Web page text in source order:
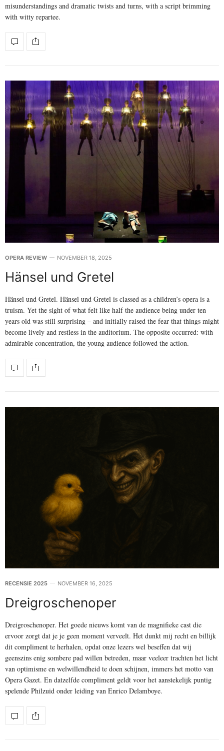
misunderstandings and dramatic twists and turns, with a script brimming
with witty repartee.
OPERA REVIEW NOVEMBER 18, 2025
Hänsel und Gretel
Hänsel und Gretel. Hänsel und Gretel is classed as a children’s opera is a
truism. Yet the sight of what felt like half the audience being under ten
years old was still surprising – and initially raised the fear that things might
become lively and restless in the auditorium. The opposite occurred: with
admirable concentration, the young audience followed the action.
RECENSIE 2025 NOVEMBER 16, 2025
Dreigroschenoper
Dreigroschenoper. Het goede nieuws komt van de magnifieke cast die
ervoor zorgt dat je je geen moment verveelt. Het dunkt mij recht en billijk
dit compliment te herhalen, opdat onze lezers wel beseffen dat wij
geenszins enig sombere pad willen betreden, maar veeleer trachten het licht
van optimisme en welwillendheid te doen schijnen, immers het motto van
Opera Gazet. En datzelfde compliment geldt voor het aanstekelijk puntig
spelende Philzuid onder leiding van Enrico Delamboye.